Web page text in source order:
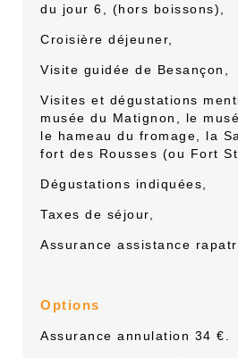
du jour 6, (hors boissons),
Croisière déjeuner,
Visite guidée de Besançon,
Visites et dégustations
musée du Matignon, le
le hameau du fromage, la
fort des Rousses (ou Fort
Dégustations indiquées,
Taxes de séjour,
Assurance assistance
Options
Assurance annulation 34 €.